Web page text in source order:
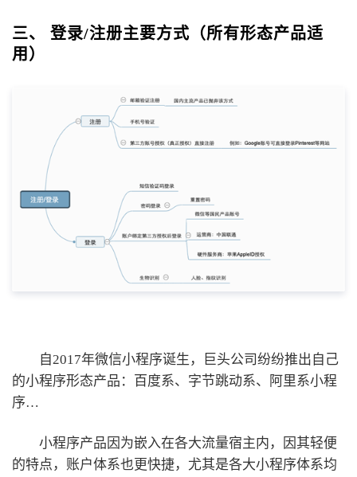
三、 登录/注册主要方式（所有形态产品适
用）
自2017年微信小程序诞生，巨头公司纷纷推出自己
的小程序形态产品：百度系、字节跳动系、阿里系小程
序…
小程序产品因为嵌入在各大流量宿主内，因其轻便
的特点，账户体系也更快捷，尤其是各大小程序体系均